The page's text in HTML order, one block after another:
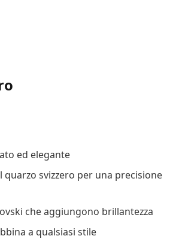
ed elegante
quarzo svizzero per una precisione
che aggiungono brillantezza
a qualsiasi stile